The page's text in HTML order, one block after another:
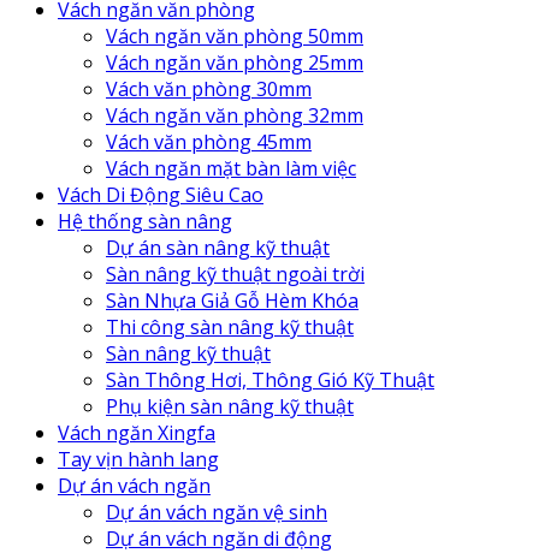
Vách ngăn văn phòng
Vách ngăn văn phòng 50mm
Vách ngăn văn phòng 25mm
Vách văn phòng 30mm
Vách ngăn văn phòng 32mm
Vách văn phòng 45mm
Vách ngăn mặt bàn làm việc
Vách Di Động Siêu Cao
Hệ thống sàn nâng
Dự án sàn nâng kỹ thuật
Sàn nâng kỹ thuật ngoài trời
Sàn Nhựa Giả Gỗ Hèm Khóa
Thi công sàn nâng kỹ thuật
Sàn nâng kỹ thuật
Sàn Thông Hơi, Thông Gió Kỹ Thuật
Phụ kiện sàn nâng kỹ thuật
Vách ngăn Xingfa
Tay vịn hành lang
Dự án vách ngăn
Dự án vách ngăn vệ sinh
Dự án vách ngăn di động